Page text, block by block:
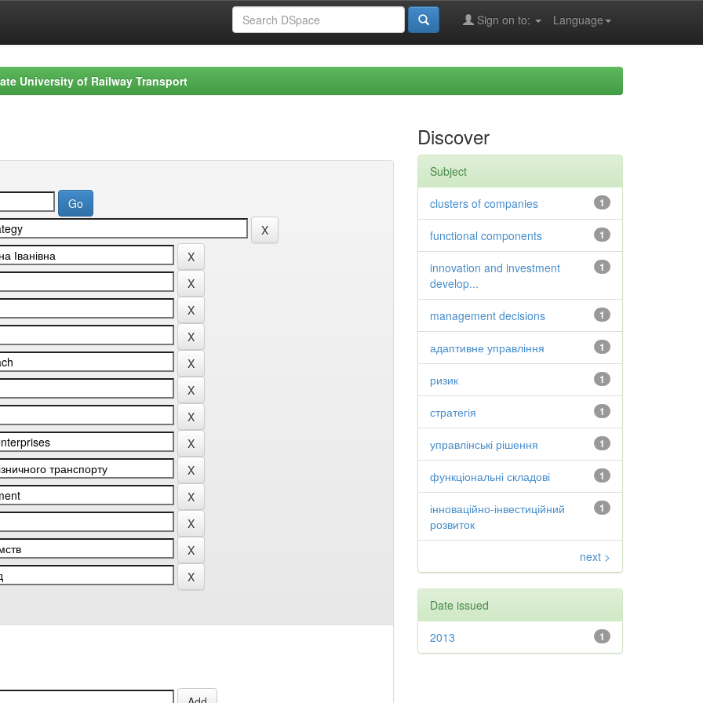
Language
Sign on to:
University of Railway Transport
Discover
Subject
1
clusters of companies
1
functional components
1
innovation and investment
develop...
1
management decisions
1
адаптивне управління
1
ризик
1
стратегія
1
управлінські рішення
1
функціональні складові
1
інноваційно-інвестиційний
розвиток
next >
Date issued
1
2013